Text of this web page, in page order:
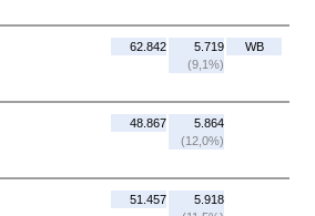
62.842
5.719
(9,1%)
WB
48.867
5.864
(12,0%)
51.457
5.918